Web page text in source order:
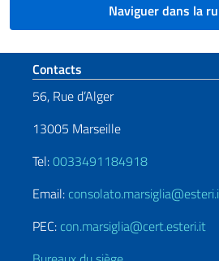
Naviguer dans la
Section de pied
Contacts
56, Rue d’Alger
13005 Marseille
Tel:0033491184918
Email:
PEC: con.marsiglia@cert.esteri.it